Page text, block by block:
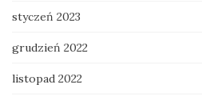
styczeń 2023
grudzień 2022
listopad 2022